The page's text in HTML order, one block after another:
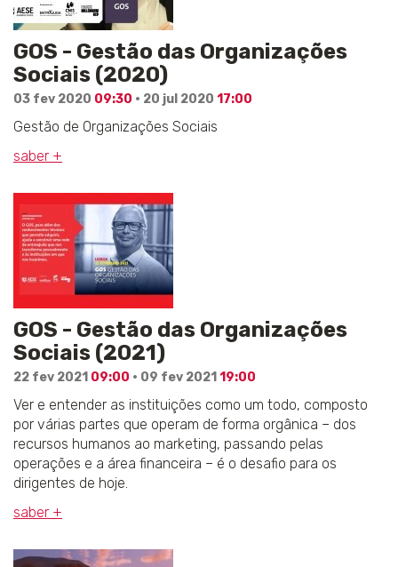
GOS - Gestão das Organizações
Sociais (2020)
03 fev 2020 09:30 · 20 jul 2020 17:00
Gestão de Organizações Sociais
saber +
GOS - Gestão das Organizações
Sociais (2021)
22 fev 2021 09:00 · 09 fev 2021 19:00
Ver e entender as instituições como um todo, composto
por várias partes que operam de forma orgânica – dos
recursos humanos ao marketing, passando pelas
operações e a área financeira – é o desafio para os
dirigentes de hoje.
saber +